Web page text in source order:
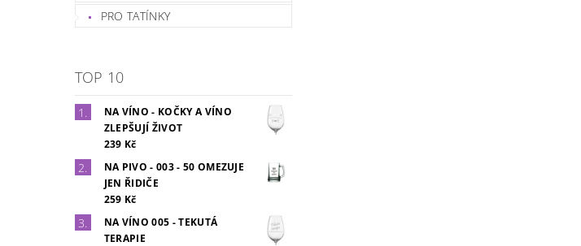
PRO TATÍNKY
TOP 10
NA VÍNO - KOČKY A VÍNO
ZLEPŠUJÍ ŽIVOT
239 Kč
NA PIVO - 003 - 50 OMEZUJE
JEN ŘIDIČE
259 Kč
NA VÍNO 005 - TEKUTÁ
TERAPIE